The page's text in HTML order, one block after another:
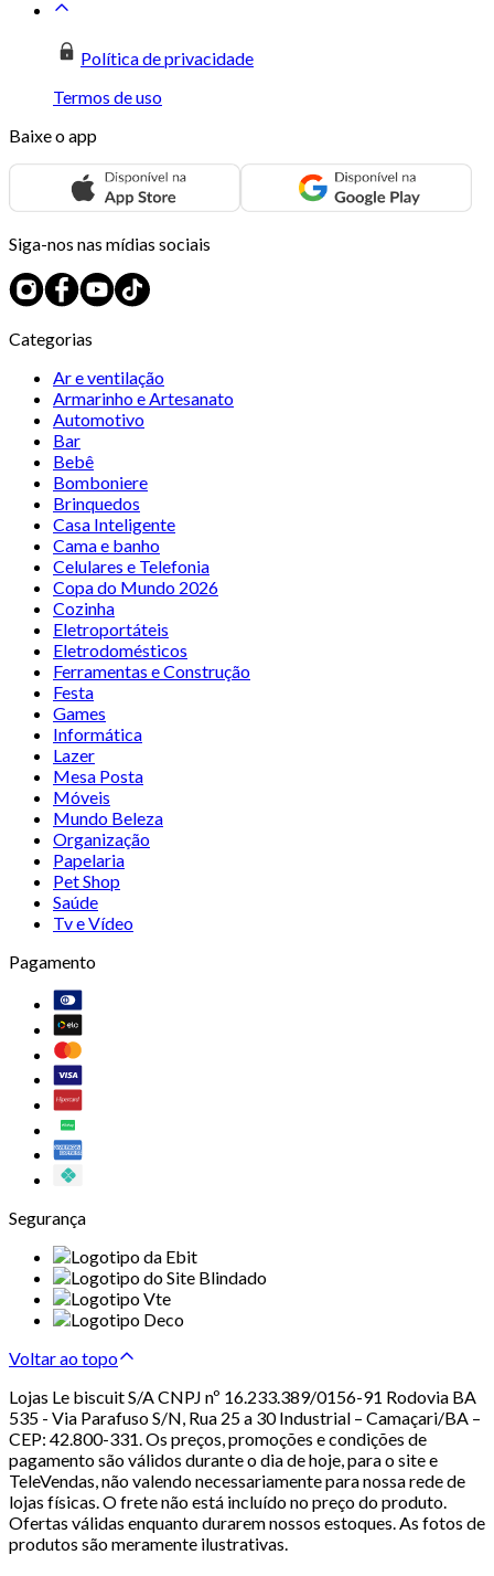
Política de privacidade
Termos de uso
Baixe o app
Siga-nos nas mídias sociais
Categorias
Ar e ventilação
Armarinho e Artesanato
Automotivo
Bar
Bebê
Bomboniere
Brinquedos
Casa Inteligente
Cama e banho
Celulares e Telefonia
Copa do Mundo 2026
Cozinha
Eletroportáteis
Eletrodomésticos
Ferramentas e Construção
Festa
Games
Informática
Lazer
Mesa Posta
Móveis
Mundo Beleza
Organização
Papelaria
Pet Shop
Saúde
Tv e Vídeo
Pagamento
Segurança
Voltar ao topo
Lojas Le biscuit S/A CNPJ nº 16.233.389/0156-91 Rodovia BA
535 - Via Parafuso S/N, Rua 25 a 30 Industrial – Camaçari/BA –
CEP: 42.800-331. Os preços, promoções e condições de
pagamento são válidos durante o dia de hoje, para o site e
TeleVendas, não valendo necessariamente para nossa rede de
lojas físicas. O frete não está incluído no preço do produto.
Ofertas válidas enquanto durarem nossos estoques. As fotos de
produtos são meramente ilustrativas.